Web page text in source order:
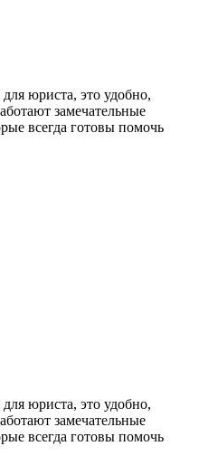
юриста, это удобно,
замечательные
всегда готовы помочь
юриста, это удобно,
замечательные
всегда готовы помочь